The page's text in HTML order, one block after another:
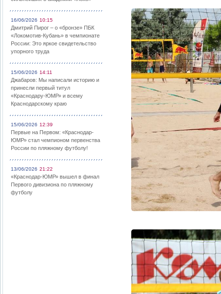
16/06/2026 10:15
Дмитрий Пирог – о «бронзе» ПБК
«Локомотив-Кубань» в чемпионате
России: Это яркое свидетельство
упорного труда
15/06/2026 14:11
Джабаров: Мы написали историю и
принесли первый титул
«Краснодару-ЮМР» и всему
Краснодарскому краю
15/06/2026 12:39
Первые на Первом: «Краснодар-
ЮМР» стал чемпионом первенства
России по пляжному футболу!
13/06/2026 21:22
«Краснодар-ЮМР» вышел в финал
Первого дивизиона по пляжному
футболу